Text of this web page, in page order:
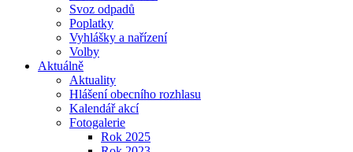
Svoz odpadů
Poplatky
Vyhlášky a nařízení
Volby
Aktuálně
Aktuality
Hlášení obecního rozhlasu
Kalendář akcí
Fotogalerie
Rok 2025